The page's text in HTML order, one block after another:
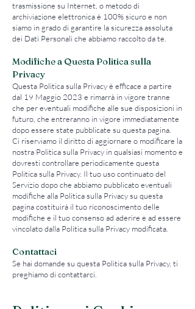
trasmissione su Internet, o metodo di
archiviazione elettronica è 100% sicuro e non
siamo in grado di garantire la sicurezza assoluta
dei Dati Personali che abbiamo raccolto da te.
Modifiche a Questa Politica sulla
Privacy
Questa Politica sulla Privacy è efficace a partire
dal 19 Maggio 2023 e rimarrà in vigore tranne
che per eventuali modifiche alle sue disposizioni in
futuro, che entreranno in vigore immediatamente
dopo essere state pubblicate su questa pagina.
Ci riserviamo il diritto di aggiornare o modificare la
nostra Politica sulla Privacy in qualsiasi momento e
dovresti controllare periodicamente questa
Politica sulla Privacy. Il tuo uso continuato del
Servizio dopo che abbiamo pubblicato eventuali
modifiche alla Politica sulla Privacy su questa
pagina costituirà il tuo riconoscimento delle
modifiche e il tuo consenso ad aderire e ad essere
vincolato dalla Politica sulla Privacy modificata.
Contattaci
Se hai domande su questa Politica sulla Privacy, ti
preghiamo di contattarci.